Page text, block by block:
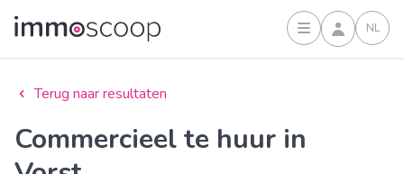
Inloggen
NL
Terug naar resultaten
Commercieel te huur in